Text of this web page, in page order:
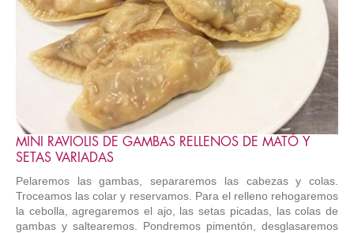
MINI RAVIOLIS DE GAMBAS RELLENOS DE MATÓ Y
SETAS VARIADAS
Pelaremos las gambas, separaremos las cabezas y colas.
Troceamos las colar y reservamos. Para el relleno rehogaremos
la cebolla, agregaremos el ajo, las setas picadas, las colas de
gambas y saltearemos. Pondremos pimentón, desglasaremos